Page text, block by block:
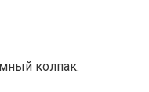
колпак.